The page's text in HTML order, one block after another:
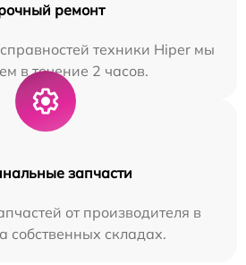
ремонт
техники Hiper мы
в течение 2 часов.
запчасти
от производителя в
собственных складах.